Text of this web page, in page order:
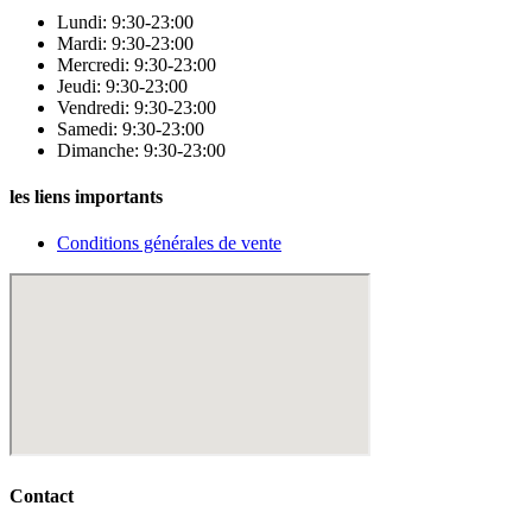
Lundi: 9:30-23:00
Mardi: 9:30-23:00
Mercredi: 9:30-23:00
Jeudi: 9:30-23:00
Vendredi: 9:30-23:00
Samedi: 9:30-23:00
Dimanche: 9:30-23:00
les liens importants
Conditions générales de vente
Contact